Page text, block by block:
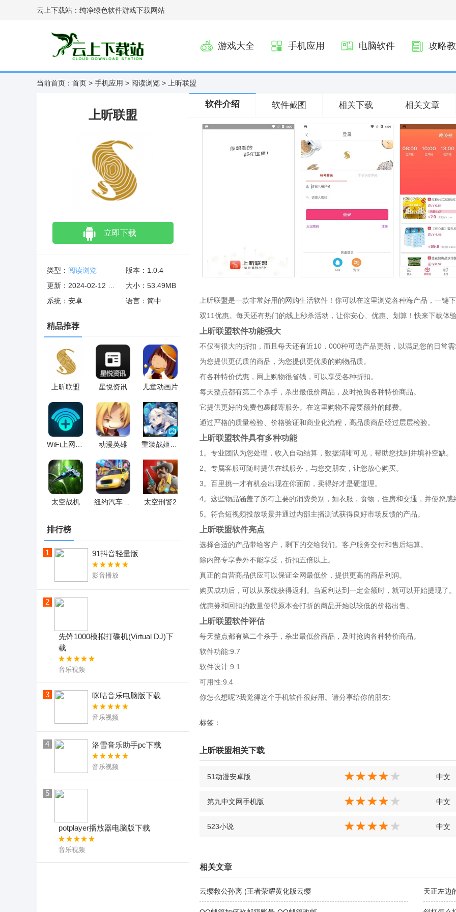
云上下载站：纯净绿色软件游戏下载网站
游戏大全 手机应用 电脑软件 攻略
当前首页： 首页 > 手机应用 > 阅读浏览 > 上昕联盟
上昕联盟
立即下载
类型： 阅读浏览
版本：1.0.4
大小：53.49MB
系统：安卓
语言：简中
精品推荐
上昕联盟 星悦资讯 儿童动画片
动漫英雄
太空战机 太空刑警2
排行榜
1 91抖音轻量版
影音播放
2
先锋1000模拟打碟机(Virtual DJ)下
载
音乐视频
3 咪咕音乐电脑版下载
音乐视频
4 洛雪音乐助手pc下载
音乐视频
5
potplayer播放器电脑版下载
音乐视频
软件介绍 软件截图 相关下载 相关文章
上昕联盟是一款非常好用的网购生活软件！你可以在这里浏览各种海产品，一
双11优惠。每天还有热门的线上秒杀活动，让你安心、优惠、划算！快来下载体
上昕联盟软件功能强大
不仅有很大的折扣，而且每天还有近10，000种可选产品更新，以满足您的日常
为您提供更优质的商品，为您提供更优质的购物品质。
有各种特价优惠，网上购物很省钱，可以享受各种折扣。
每天整点都有第二个杀手，杀出最低价商品，及时抢购各种特价商品。
它提供更好的免费包裹邮寄服务。在这里购物不需要额外的邮费。
通过严格的质量检验、价格验证和商业化流程，高品质商品经过层层检验。
上昕联盟软件具有多种功能
1。专业团队为您处理，收入自动结算，数据清晰可见，帮助您找到并填补空缺。
2。专属客服可随时提供在线服务，与您交朋友，让您放心购买。
3。百里挑一才有机会出现在你面前，卖得好才是硬道理。
4。这些物品涵盖了所有主要的消费类别，如衣服，食物，住房和交通，并使您感
5。符合短视频投放场景并通过内部主播测试获得良好市场反馈的产品。
上昕联盟软件亮点
选择合适的产品带给客户，剩下的交给我们。客户服务交付和售后结算。
除内部专享券外不能享受，折扣五倍以上。
真正的自营商品供应可以保证全网最低价，提供更高的商品利润。
购买成功后，可以从系统获得返利。当返利达到一定金额时，就可以开始提现了。
优惠券和回扣的数量使得原本会打折的商品开始以较低的价格出售。
上昕联盟软件评估
每天整点都有第二个杀手，杀出最低价商品，及时抢购各种特价商品。
软件功能:9.7
软件设计:9.1
可用性:9.4
你怎么想呢?我觉得这个手机软件很好用。请分享给你的朋友:
标签：
上昕联盟相关下载
51动漫安卓版 中文
第九中文网手机版 中文
523小说 中文
相关文章
云缨救公孙离 (王者荣耀黄化版云缨 天正左边